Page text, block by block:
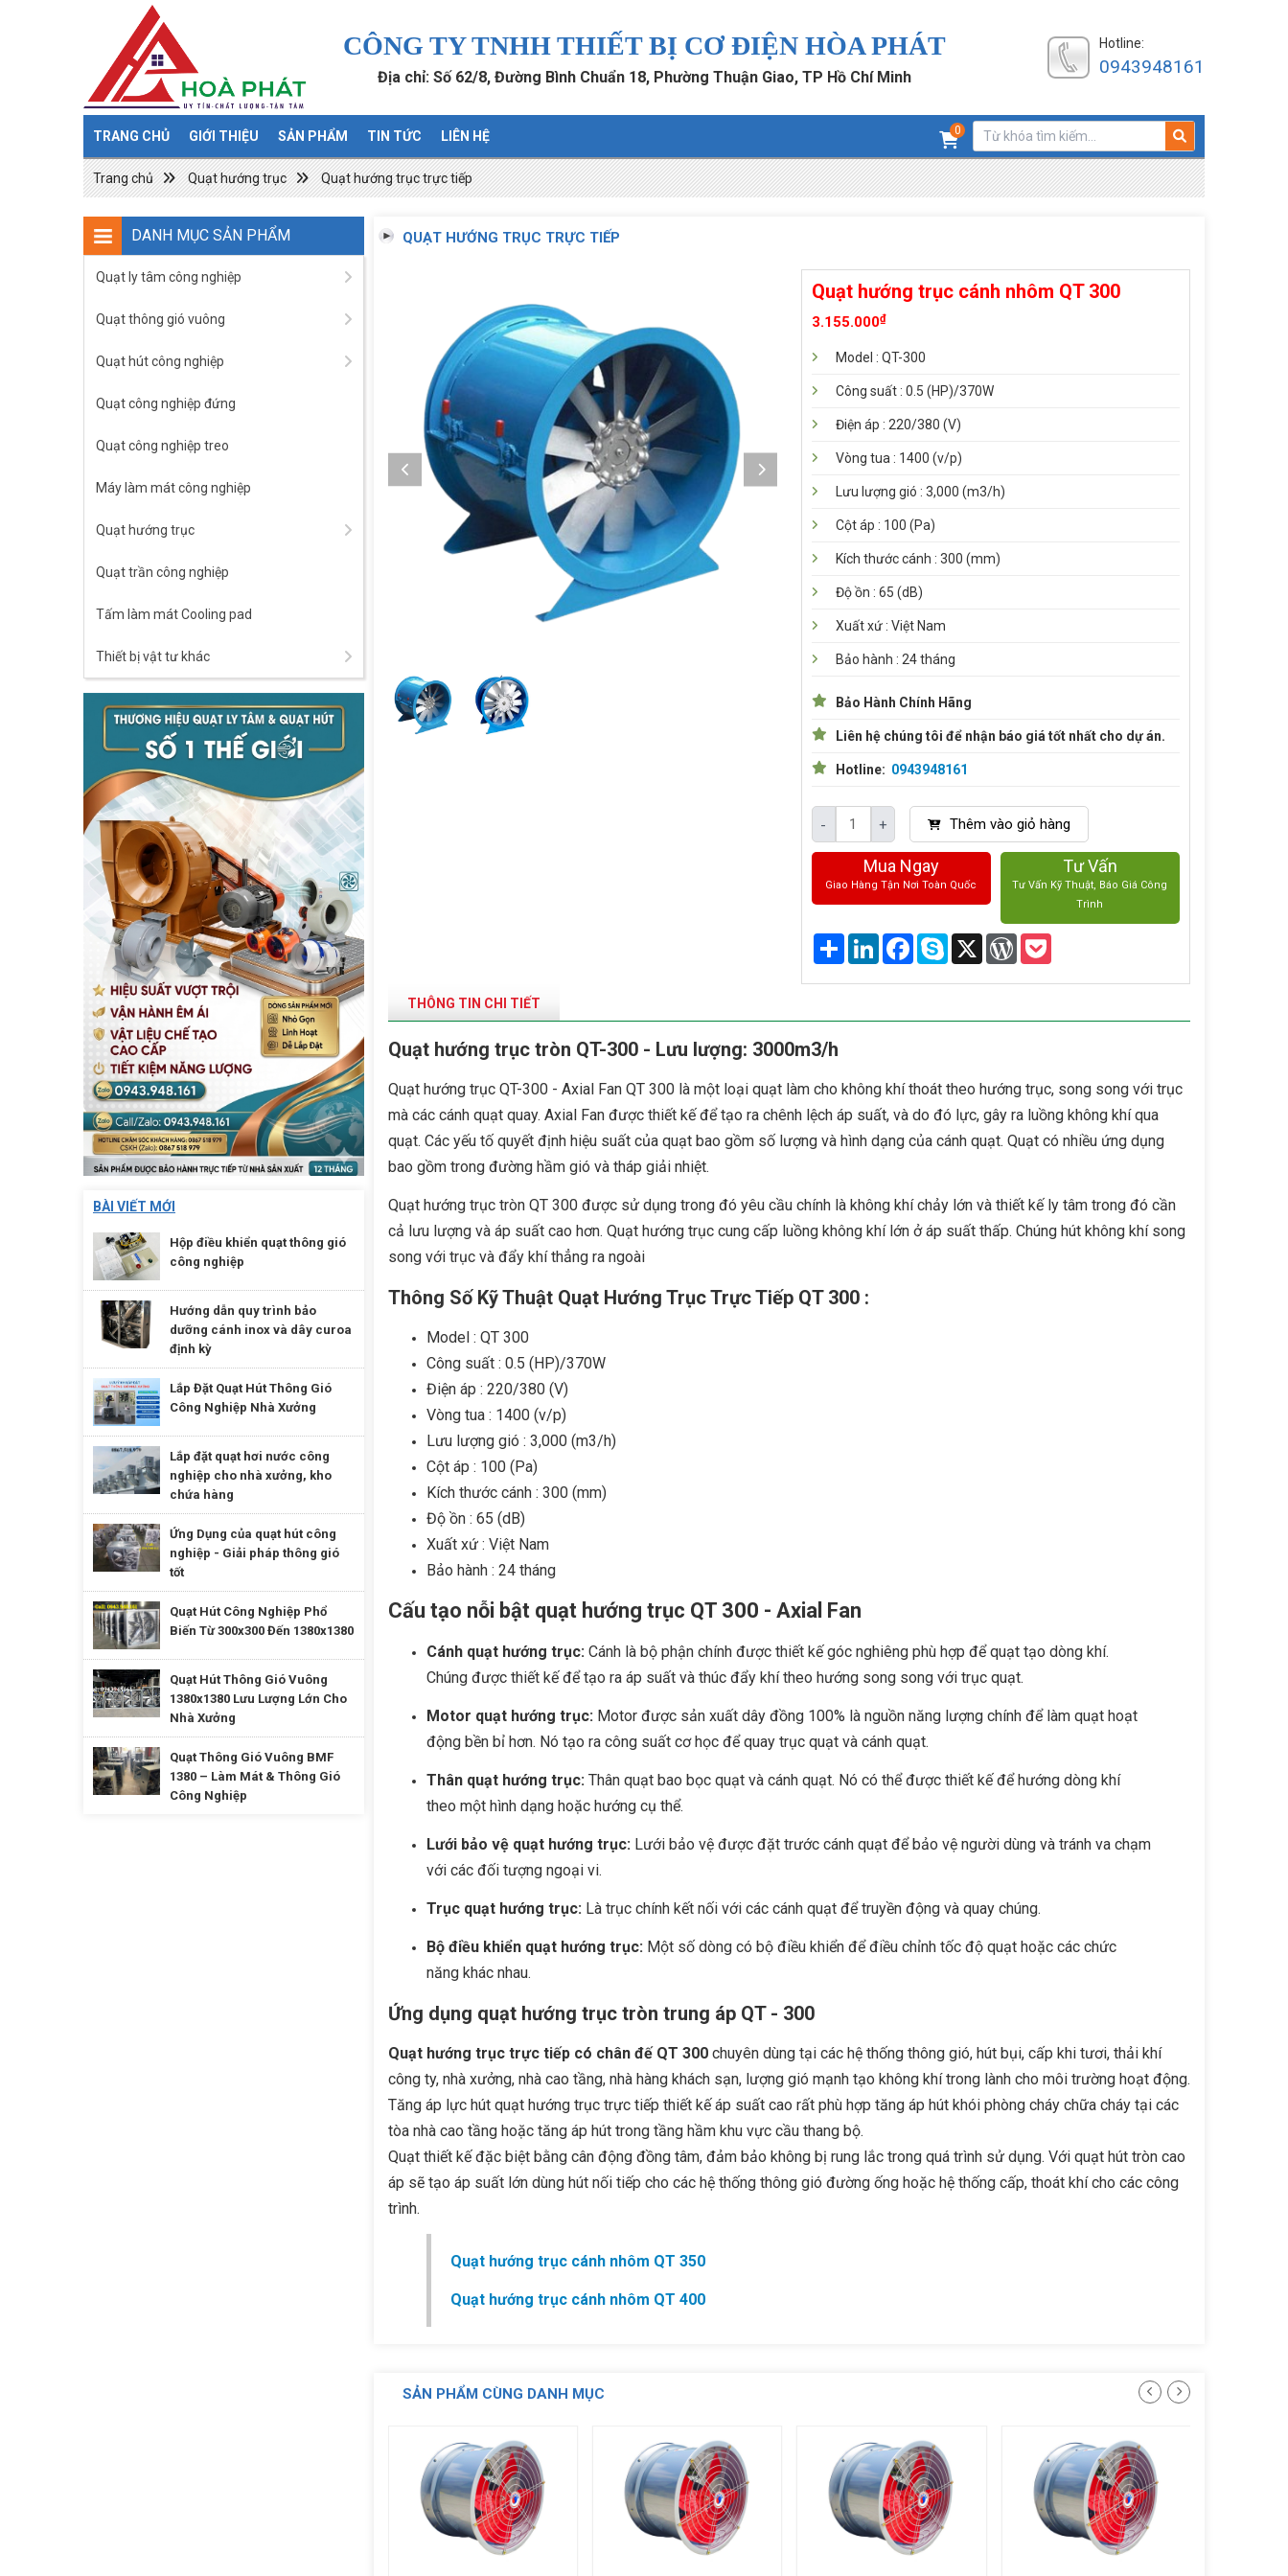
CÔNG TY TNHH THIẾT BỊ CƠ ĐIỆN HÒA PHÁT
Địa chỉ: Số 62/8, Đường Bình Chuẩn 18, Phường Thuận Giao, TP Hồ Chí Minh
Hotline:
0943948161
TRANG CHỦ GIỚI THIỆU SẢN PHẨM TIN TỨC LIÊN HỆ 0
Trang chủ Quạt hướng trục Quạt hướng trục trực tiếp
DANH MỤC SẢN PHẨM
Quạt ly tâm công nghiệp
Quạt thông gió vuông
Quạt hút công nghiệp
Quạt công nghiệp đứng
Quạt công nghiệp treo
Máy làm mát công nghiệp
Quạt hướng trục
Quạt trần công nghiệp
Tấm làm mát Cooling pad
Thiết bị vật tư khác
BÀI VIẾT MỚI
Hộp điều khiển quạt thông gió
công nghiệp
Hướng dẫn quy trình bảo
dưỡng cánh inox và dây curoa
định kỳ
Lắp Đặt Quạt Hút Thông Gió
Công Nghiệp Nhà Xưởng
Lắp đặt quạt hơi nước công
nghiệp cho nhà xưởng, kho
chứa hàng
Ứng Dụng của quạt hút công
nghiệp - Giải pháp thông gió
tốt
Quạt Hút Công Nghiệp Phổ
Biến Từ 300x300 Đến 1380x1380
Quạt Hút Thông Gió Vuông
1380x1380 Lưu Lượng Lớn Cho
Nhà Xưởng
Quạt Thông Gió Vuông BMF
1380 – Làm Mát & Thông Gió
Công Nghiệp
QUẠT HƯỚNG TRỤC TRỰC TIẾP
Quạt hướng trục cánh nhôm QT 300
3.155.000₫
Model : QT-300
Công suất : 0.5 (HP)/370W
Điện áp : 220/380 (V)
Vòng tua : 1400 (v/p)
Lưu lượng gió : 3,000 (m3/h)
Cột áp : 100 (Pa)
Kích thước cánh : 300 (mm)
Độ ồn : 65 (dB)
Xuất xứ : Việt Nam
Bảo hành : 24 tháng
Bảo Hành Chính Hãng
Liên hệ chúng tôi để nhận báo giá tốt nhất cho dự án.
Hotline: 0943948161
- + Thêm vào giỏ hàng
Mua Ngay
Giao Hàng Tận Nơi Toàn Quốc
Tư Vấn
Tư Vấn Kỹ Thuật, Báo Giá Công
Trình
ShareLinkedInFacebook
SkypeX WordPress
Pocket
THÔNG TIN CHI TIẾT
Quạt hướng trục tròn QT-300 - Lưu lượng: 3000m3/h
Quạt hướng trục QT-300- Axial Fan QT 300 là một loại quạt làm cho không khí thoát theo hướng trục, song song với trục
mà các cánh quạt quay. Axial Fan được thiết kế để tạo ra chênh lệch áp suất, và do đó lực, gây ra luồng không khí qua
quạt. Các yếu tố quyết định hiệu suất của quạt bao gồm số lượng và hình dạng của cánh quạt. Quạt có nhiều ứng dụng
bao gồm trong đường hầm gió và tháp giải nhiệt.
Quạt hướng trục tròn QT 300 được sử dụng trong đó yêu cầu chính là không khí chảy lớn và thiết kế ly tâm trong đó cần
cả lưu lượng và áp suất cao hơn. Quạt hướng trục cung cấp luồng không khí lớn ở áp suất thấp. Chúng hút không khí song
song với trục và đẩy khí thẳng ra ngoài
Thông Số Kỹ Thuật Quạt Hướng Trục Trực Tiếp QT 300 :
Model : QT 300
Công suất : 0.5 (HP)/370W
Điện áp : 220/380 (V)
Vòng tua : 1400 (v/p)
Lưu lượng gió : 3,000 (m3/h)
Cột áp : 100 (Pa)
Kích thước cánh : 300 (mm)
Độ ồn : 65 (dB)
Xuất xứ : Việt Nam
Bảo hành : 24 tháng
Cấu tạo nỗi bật quạt hướng trục QT 300 - Axial Fan
Cánh quạt hướng trục:Cánh là bộ phận chính được thiết kế góc nghiêng phù hợp để quạt tạo dòng khí.
Chúng được thiết kế để tạo ra áp suất và thúc đẩy khí theo hướng song song với trục quạt.
Motor quạt hướng trục:Motor được sản xuất dây đồng 100% là nguồn năng lượng chính để làm quạt hoạt
động bền bỉ hơn. Nó tạo ra công suất cơ học để quay trục quạt và cánh quạt.
Thân quạt hướng trục:Thân quạt bao bọc quạt và cánh quạt. Nó có thể được thiết kế để hướng dòng khí
theo một hình dạng hoặc hướng cụ thể.
Lưới bảo vệ quạt hướng trục:Lưới bảo vệ được đặt trước cánh quạt để bảo vệ người dùng và tránh va chạm
với các đối tượng ngoại vi.
Trục quạt hướng trục:Là trục chính kết nối với các cánh quạt để truyền động và quay chúng.
Bộ điều khiển quạt hướng trục:Một số dòng có bộ điều khiển để điều chỉnh tốc độ quạt hoặc các chức
năng khác nhau.
Ứng dụng quạt hướng trục tròn trung áp QT - 300
Quạt hướng trục trực tiếp có chân đế QT 300chuyên dùng tại các hệ thống thông gió, hút bụi, cấp khi tươi, thải khí
công ty, nhà xưởng, nhà cao tầng, nhà hàng khách sạn, lượng gió mạnh tạo không khí trong lành cho môi trường hoạt động.
Tăng áp lực hút quạt hướng trục trực tiếp thiết kế áp suất cao rất phù hợp tăng áp hút khói phòng cháy chữa cháy tại các
tòa nhà cao tầng hoặc tăng áp hút trong tầng hầm khu vực cầu thang bộ.
Quạt thiết kế đặc biệt bằng cân động đồng tâm, đảm bảo không bị rung lắc trong quá trình sử dụng. Với quạt hút tròn cao
áp sẽ tạo áp suất lớn dùng hút nối tiếp cho các hệ thống thông gió đường ống hoặc hệ thống cấp, thoát khí cho các công
trình.
Quạt hướng trục cánh nhôm QT 350
Quạt hướng trục cánh nhôm QT 400
SẢN PHẨM CÙNG DANH MỤC